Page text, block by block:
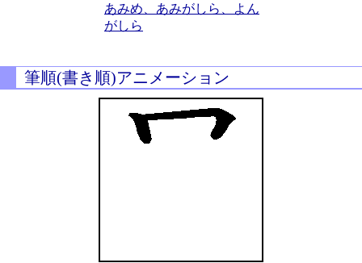
あみめ、あみがしら、よん
がしら
筆順(書き順)アニメーション